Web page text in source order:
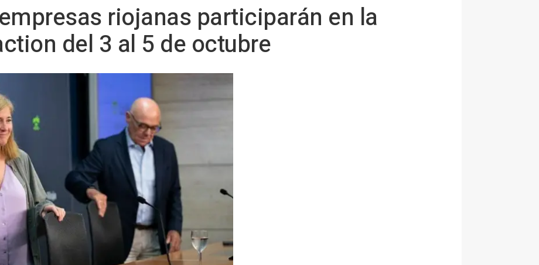
riojanas participarán en la
del 3 al 5 de octubre